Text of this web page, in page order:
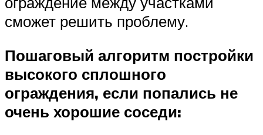
сможет решить проблему.
Пошаговый алгоритм постройки
высокого сплошного
ограждения, если попались не
очень хорошие соседи: